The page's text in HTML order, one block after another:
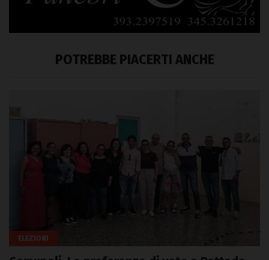
POTREBBE PIACERTI ANCHE
ELEZIONI